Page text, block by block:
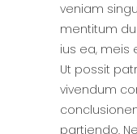
veniam
mentitum
ius ea, meis
Ut possit
vivendum
partiendo.